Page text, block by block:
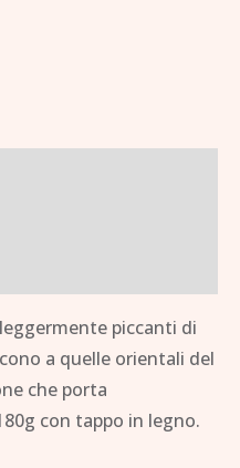
piccanti di
a quelle orientali del
che porta
con tappo in legno.